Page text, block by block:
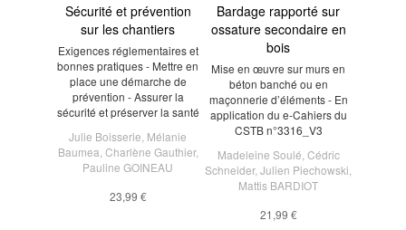
Sécurité et prévention
sur les chantiers
Exigences réglementaires et
bonnes pratiques - Mettre en
place une démarche de
prévention - Assurer la
sécurité et préserver la santé
Julie Boisserie Mélanie
Baumea Charlène Gauthier,
Pauline GOINEAU
23,99 €
Bardage rapporté sur
ossature secondaire en
bois
Mise en œuvre sur murs en
béton banché ou en
maçonnerie d’éléments - En
application du e-Cahiers du
CSTB n°3316_V3
Madeleine Soulé Cédric
Schneider, Julien Piechowski
Mattis BARDIOT
21,99 €